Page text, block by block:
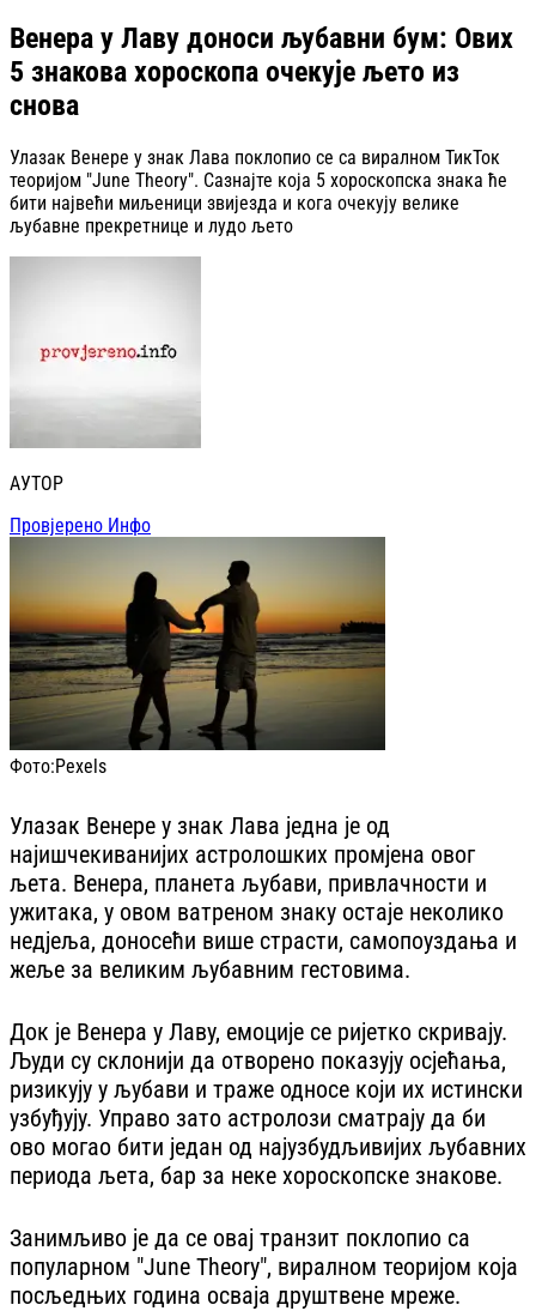
Венера у Лаву доноси љубавни бум: Ових
5 знакова хороскопа очекује љето из
снова
Улазак Венере у знак Лава поклопио се са виралном ТикТок
теоријом "June Theory". Сазнајте која 5 хороскопска знака ће
бити највећи миљеници звијезда и кога очекују велике
љубавне прекретнице и лудо љето
АУТОР
Провјерено Инфо
Фото:Pexels
Улазак Венере у знак Лава једна је од
најишчекиванијих астролошких промјена овог
љета. Венера, планета љубави, привлачности и
ужитака, у овом ватреном знаку остаје неколико
недјеља, доносећи више страсти, самопоуздања и
жеље за великим љубавним гестовима.
Док је Венера у Лаву, емоције се ријетко скривају.
Људи су склонији да отворено показују осјећања,
ризикују у љубави и траже односе који их истински
узбуђују. Управо зато астролози сматрају да би
ово могао бити један од најузбудљивијих љубавних
периода љета, бар за неке хороскопске знакове.
Занимљиво је да се овај транзит поклопио са
популарном "June Theory", виралном теоријом која
посљедњих година осваја друштвене мреже.